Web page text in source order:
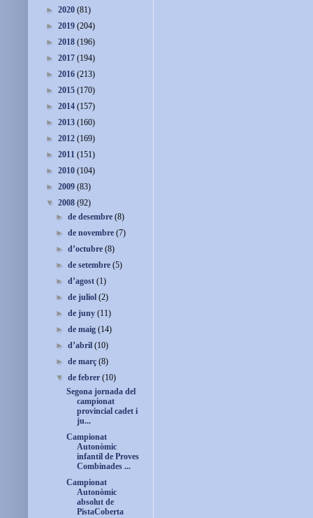
► 2020 (81)
► 2019 (204)
► 2018 (196)
► 2017 (194)
► 2016 (213)
► 2015 (170)
► 2014 (157)
► 2013 (160)
► 2012 (169)
► 2011 (151)
► 2010 (104)
► 2009 (83)
▼ 2008 (92)
►de desembre(8)
►de novembre(7)
►d’octubre(8)
►de setembre(5)
►d’agost(1)
►de juliol(2)
►de juny(11)
►de maig(14)
►d’abril(10)
►de març(8)
▼de febrer(10)
Segona jornada del
campionat
provincial cadet i
ju...
Campionat
Autonòmic
infantil de Proves
Combinades ...
Campionat
Autonòmic
absolut de
PistaCoberta